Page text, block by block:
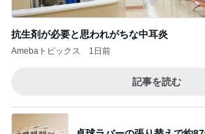
抗生剤が必要と思われがちな中耳炎
Amebaトピックス 1日前
記事を読む